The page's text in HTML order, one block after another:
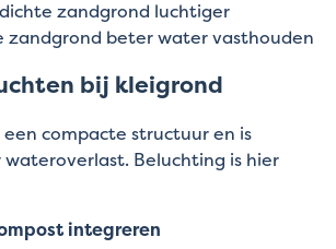
zandgrond luchtiger
zandgrond beter water vasthouden
bij kleigrond
compacte structuur en is
Beluchting is hier
integreren